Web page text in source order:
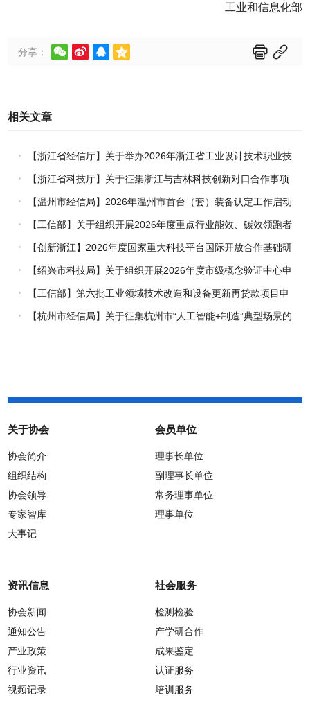
工业和信息化部
分享：      
相关文章
【浙江省经信厅】关于举办2026年浙江省工业设计技术职业技
能竞赛的通知
【浙江省科技厅】关于征集浙江与吉林科技创新对口合作事项
的通知【温州市经信局】2026年温州市首台（套）装备认定工作启动
【工信部】关于组织开展2026年度重点行业能效、碳效领跑者
企业推荐工作的通知
【创新浙江】2026年度国家重大科技平台国际开放合作基础研
究专项（试点）项目指南
【绍兴市科技局】关于组织开展2026年度市级概念验证中心申
报工作的通知
【工信部】第六批工业领域技术改造和设备更新再贷款项目申
报工作启动
【杭州市经信局】关于征集杭州市“人工智能+制造”典型场景的
关于协会
协会简介
组织结构
协会领导
专家智库
大事记
会员单位
理事长单位
副理事长单位
常务理事单位
理事单位
资讯信息
协会新闻
通知公告
产业政策
行业资讯
视频记录
社会服务
检测检验
产学研合作
成果鉴定
认证服务
培训服务